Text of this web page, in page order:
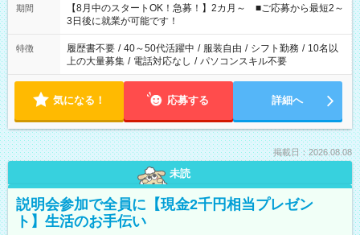
「できれば残業はしたくない」 など、ご希望を教えてください
ね。 ※Wワーク希望の方へ 今ご覧のお仕事で希望する勤務時間
と、もう1つのお仕事の勤務時間。 合計で週40時間を超える場
合は応募できません。
期間
【8月中のスタートOK！急募！】2カ月～ ■ご応募から最短2～
3日後に就業が可能です！
特徴 履歴書不要 / 40～50代活躍中 / 服装自由 / シフト勤務 / 10名以
上の大量募集 / 電話対応なし / パソコンスキル不要
気になる！ 応募する 詳細へ
掲載日：2026.08.08
未読
説明会参加で全員に【現金2千円相当プレゼン
ト】生活のお手伝い